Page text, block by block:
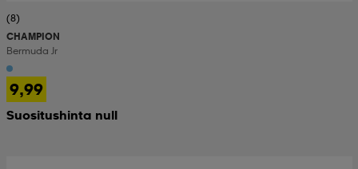
(8)
CHAMPION
Bermuda Jr
9,99
Suositushinta null